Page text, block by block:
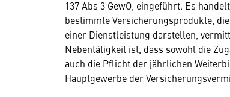
137 Abs 3 GewO, eingeführt. Es
bestimmte Versicherungsprodukte,
einer Dienstleistung darstellen,
Nebentätigkeit ist, dass sowohl die
auch die Pflicht der jährlichen
Hauptgewerbe der